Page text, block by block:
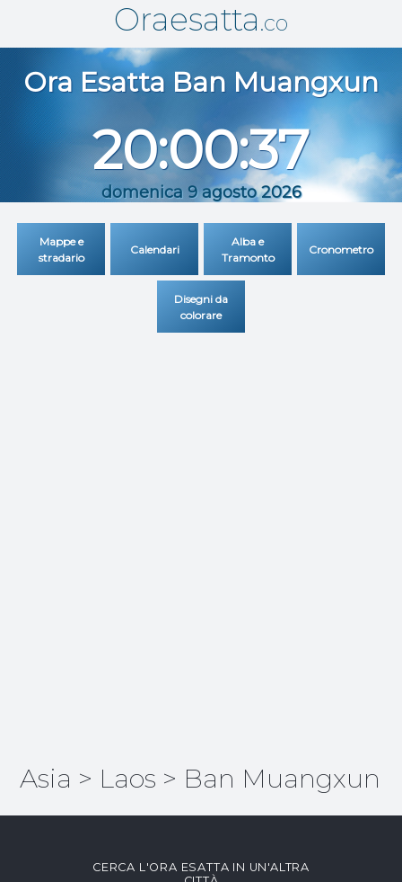
Oraesatta.co
Ora Esatta Ban Muangxun
20:00:37
domenica 9 agosto 2026
Mappe e
stradario
Calendari
Alba e
Tramonto
Cronometro
Disegni da
colorare
Asia > Laos > Ban Muangxun
CERCA L'ORA ESATTA IN UN'ALTRA